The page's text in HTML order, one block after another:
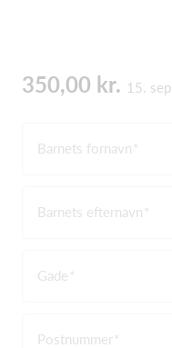
350,00 kr. 15. sep
Barnets fornavn
Barnets efternavn
Gade
Postnummer